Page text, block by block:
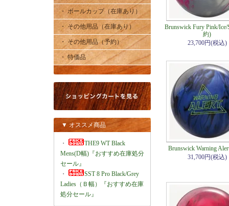
・ ボールカップ（在庫あり）
・ その他用品（在庫あり）
・ その他用品（予約）
・ 特価品
▼ オススメ商品
・
THE9 WT Black
Mens(D幅)『おすすめ在庫処分
セール』
・
SST 8 Pro Black/Grey
Ladies（Ｂ幅）『おすすめ在庫
処分セール』
Brunswick Fury Pink/
約)
23,700円(税込)
Brunswick Warning
31,700円(税込)